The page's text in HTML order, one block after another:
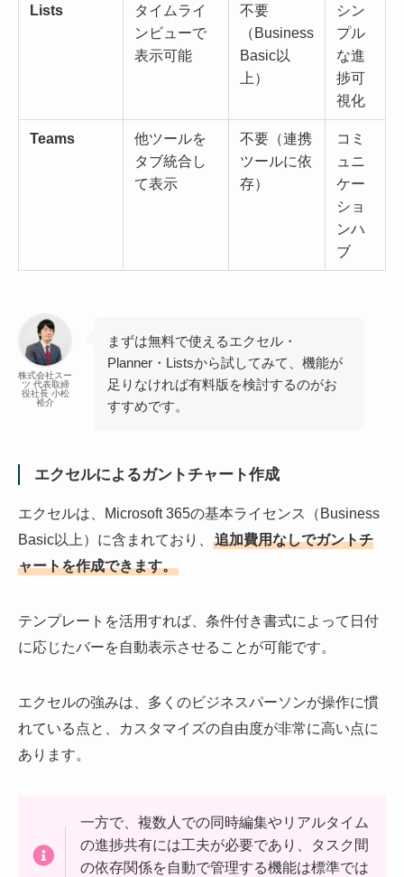
Lists
タイムライ
ンビューで
表示可能
不要
（Business
Basic以
上）
シン
プル
な進
捗可
視化
Teams
他ツールを
タブ統合し
て表示
不要（連携
ツールに依
存）
コミ
ュニ
ケー
ショ
ンハ
ブ
株式会社スー
ツ 代表取締
役社長 小松
裕介
まずは無料で使えるエクセル・
Planner・Listsから試してみて、機能が
足りなければ有料版を検討するのがお
すすめです。
エクセルによるガントチャート作成
エクセルは、Microsoft 365の基本ライセンス（Business
Basic以上）に含まれており、
追加費用なしでガントチ
ャートを作成できます。
テンプレートを活用すれば、条件付き書式によって日付
に応じたバーを自動表示させることが可能です。
エクセルの強みは、多くのビジネスパーソンが操作に慣
れている点と、カスタマイズの自由度が非常に高い点に
あります。
一方で、複数人での同時編集やリアルタイム
の進捗共有には工夫が必要であり、タスク間
の依存関係を自動で管理する機能は標準では